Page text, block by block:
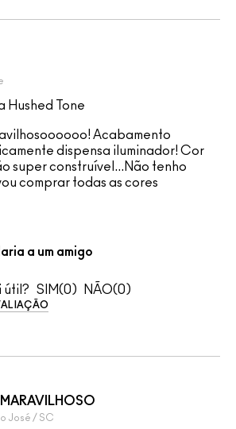
Hushed Tone
Acabamento
dispensa iluminador! Cor
super construível...Não tenho
comprar todas as cores
a um amigo
útil? 0 0
José / SC